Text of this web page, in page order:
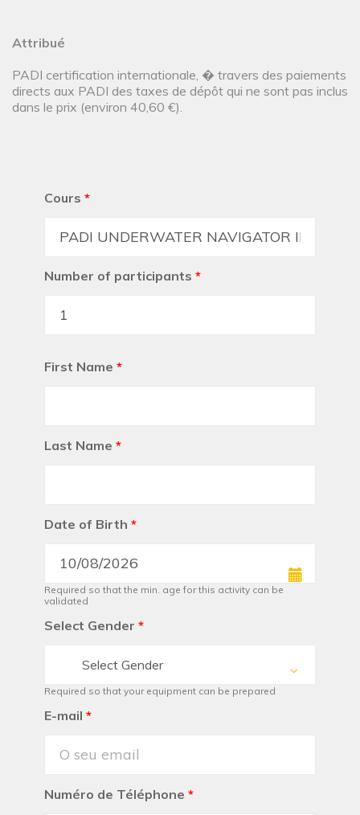
Attribué
PADI certification internationale, � travers des paiements
directs aux PADI des taxes de dépôt qui ne sont pas inclus
dans le prix (environ 40,60 €).
Cours *
Number of participants *
First Name *
Last Name *
Date of Birth *
Required so that the min. age for this activity can be
validated
Select Gender *
Select Gender
Required so that your equipment can be prepared
E-mail *
Numéro de Téléphone *